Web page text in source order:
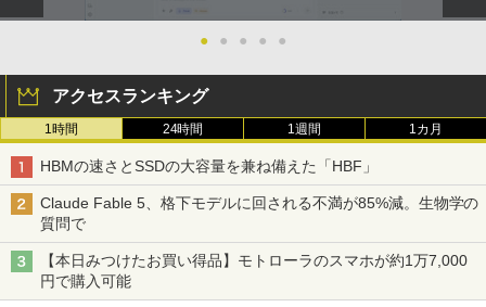
● ● ● ● ●
アクセスランキング
1時間 24時間 1週間 1カ月
HBMの速さとSSDの大容量を兼ね備えた「HBF」
Claude Fable 5、格下モデルに回される不満が85%減。生物学の
質問で
【本日みつけたお買い得品】モトローラのスマホが約1万7,000
円で購入可能